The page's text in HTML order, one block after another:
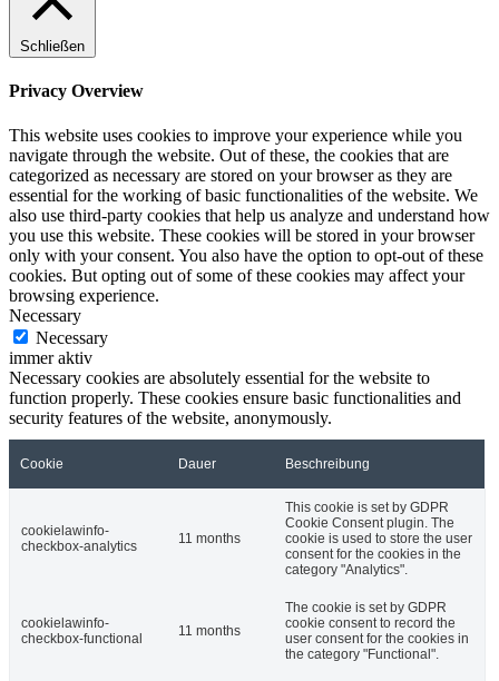
Schließen
Privacy Overview
This website uses cookies to improve your experience while you
navigate through the website. Out of these, the cookies that are
categorized as necessary are stored on your browser as they are
essential for the working of basic functionalities of the website. We
also use third-party cookies that help us analyze and understand how
you use this website. These cookies will be stored in your browser
only with your consent. You also have the option to opt-out of these
cookies. But opting out of some of these cookies may affect your
browsing experience.
Necessary
Necessary
immer aktiv
Necessary cookies are absolutely essential for the website to
function properly. These cookies ensure basic functionalities and
security features of the website, anonymously.
Cookie Dauer Beschreibung
cookielawinfo-
checkbox-analytics
11 months
This cookie is set by GDPR
Cookie Consent plugin. The
cookie is used to store the user
consent for the cookies in the
category "Analytics".
cookielawinfo-
checkbox-functional
11 months
The cookie is set by GDPR
cookie consent to record the
user consent for the cookies in
the category "Functional".